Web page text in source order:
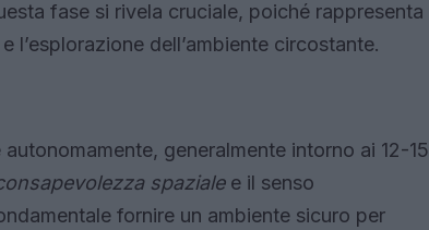
fase si rivela cruciale, poiché rappresenta
l’esplorazione dell’ambiente circostante.
generalmente intorno ai 12-15
spazialee il senso
fornire un ambiente sicuro per